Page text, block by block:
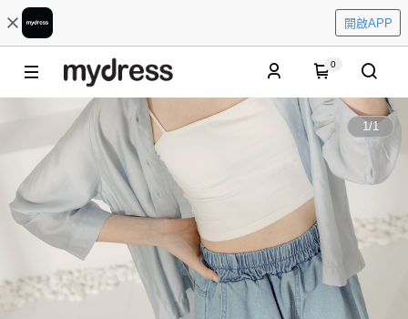
開啟APP
0
1/1